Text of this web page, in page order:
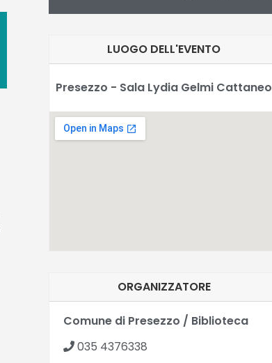
LUOGO DELL'EVENTO
Presezzo - Sala Lydia Gelmi Cattaneo
ORGANIZZATORE
Comune di Presezzo / Biblioteca
035 4376338